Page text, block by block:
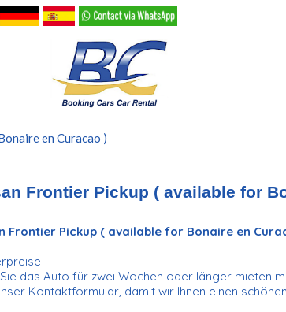
en Curacao )
Frontier Pickup ( available for
Frontier Pickup ( available for Bonaire en
das Auto für zwei Wochen oder länger mieten
Kontaktformular, damit wir Ihnen einen